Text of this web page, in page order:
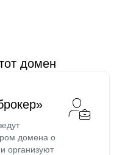
домен
домена о
организуют